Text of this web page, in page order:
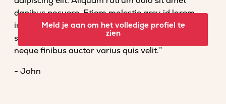
dapibus posuere. Etiam molestie arcu id lorem
imperdiet convallis. Fusce venenatis nisl nec dolor
scelerisque tempor. Vestibulum et magna vel
neque finibus auctor varius quis velit.”
- John
Meld je aan om het volledige profiel te
zien